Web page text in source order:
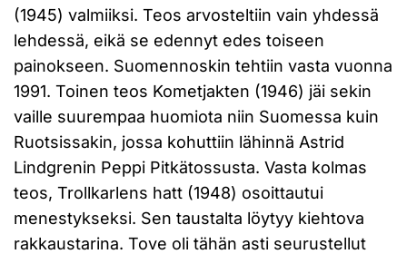
(1945) valmiiksi. Teos arvosteltiin vain yhdessä
lehdessä, eikä se edennyt edes toiseen
painokseen. Suomennoskin tehtiin vasta vuonna
1991. Toinen teos Kometjakten (1946) jäi sekin
vaille suurempaa huomiota niin Suomessa kuin
Ruotsissakin, jossa kohuttiin lähinnä Astrid
Lindgrenin Peppi Pitkätossusta. Vasta kolmas
teos, Trollkarlens hatt (1948) osoittautui
menestykseksi. Sen taustalta löytyy kiehtova
rakkaustarina. Tove oli tähän asti seurustellut